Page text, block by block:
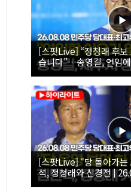
[스팟Live] “정청래 후보 그동안 고생 많이 했
습니다”…송영길, 연임에 선 긋
더불어민주당 당대표·최
동연설회
[스팟Live] “당 돌아가
석, 정청래와 신경전 |
당대표·최고위원 후보